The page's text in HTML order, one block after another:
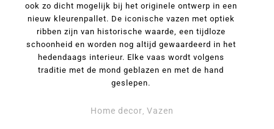
ook zo dicht mogelijk bij het originele ontwerp in een
nieuw kleurenpallet. De iconische vazen met optiek
ribben zijn van historische waarde, een tijdloze
schoonheid en worden nog altijd gewaardeerd in het
hedendaags interieur. Elke vaas wordt volgens
traditie met de mond geblazen en met de hand
geslepen.
Home decor, Vazen